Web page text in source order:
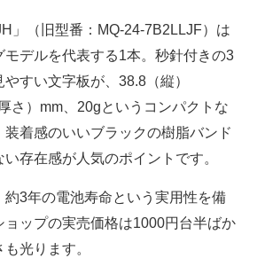
」（旧型番：MQ-24-7B2LLJF）は
モデルを代表する1本。秒針付きの3
すい文字板が、38.8（縦）
さ）mm、20gというコンパクトな
着感のいいブラックの樹脂バンド
存在感が人気のポイントです。
3年の電池寿命という実用性を備
ョップの実売価格は1000円台半ばか
光ります。